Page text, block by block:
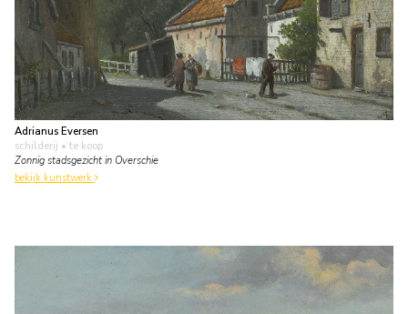
Adrianus Eversen
schilderij • te koop
Zonnig stadsgezicht in Overschie
bekijk kunstwerk